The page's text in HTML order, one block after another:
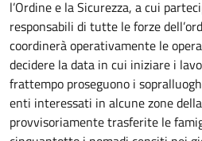
l’Ordine e la Sicurezza, a cui
responsabili di tutte le forze
coordinerà operativamente le
decidere la data in cui iniziare i
frattempo proseguono i
enti interessati in alcune zone
provvisoriamente trasferite le